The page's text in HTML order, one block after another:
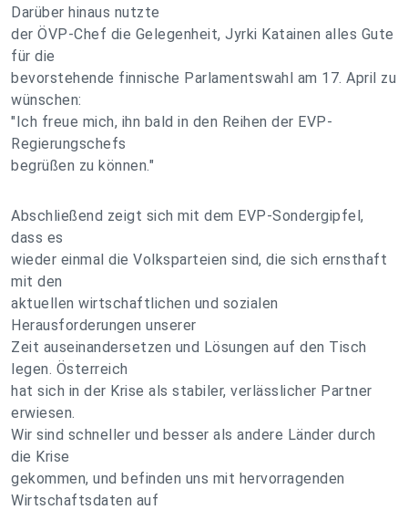
Darüber hinaus nutzte
der ÖVP-Chef die Gelegenheit, Jyrki Katainen alles Gute
für die
bevorstehende finnische Parlamentswahl am 17. April zu
wünschen:
"Ich freue mich, ihn bald in den Reihen der EVP-
Regierungschefs
begrüßen zu können."
Abschließend zeigt sich mit dem EVP-Sondergipfel,
dass es
wieder einmal die Volksparteien sind, die sich ernsthaft
mit den
aktuellen wirtschaftlichen und sozialen
Herausforderungen unserer
Zeit auseinandersetzen und Lösungen auf den Tisch
legen. Österreich
hat sich in der Krise als stabiler, verlässlicher Partner
erwiesen.
Wir sind schneller und besser als andere Länder durch
die Krise
gekommen, und befinden uns mit hervorragenden
Wirtschaftsdaten auf